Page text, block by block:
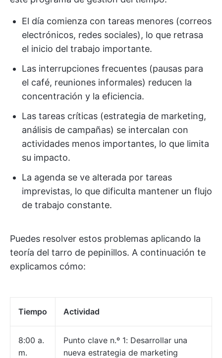
El día comienza con tareas menores (correos
electrónicos, redes sociales), lo que retrasa
el inicio del trabajo importante.
Las interrupciones frecuentes (pausas para
el café, reuniones informales) reducen la
concentración y la eficiencia.
Las tareas críticas (estrategia de marketing,
análisis de campañas) se intercalan con
actividades menos importantes, lo que limita
su impacto.
La agenda se ve alterada por tareas
imprevistas, lo que dificulta mantener un flujo
de trabajo constante.
Puedes resolver estos problemas aplicando la
teoría del tarro de pepinillos. A continuación te
explicamos cómo:
Tiempo Actividad
8:00 a.
m.
Punto clave n.º 1: Desarrollar una
nueva estrategia de marketing